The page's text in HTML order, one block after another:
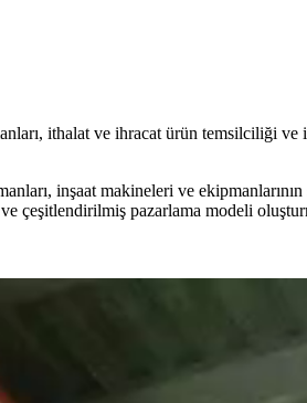
ithalat ve ihracat ürün temsilciliği ve
inşaat makineleri ve ekipmanlarının
çeşitlendirilmiş pazarlama modeli